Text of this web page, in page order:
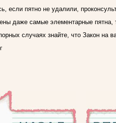
если пятно не удалили,
даже самые элементарные пятна,
случаях знайте, что Закон на